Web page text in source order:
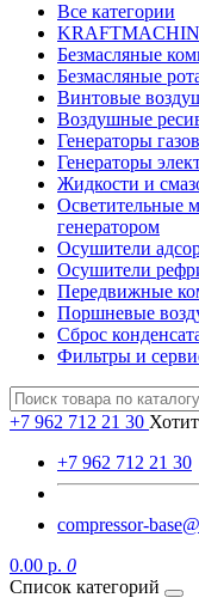
Все категории
Безмасляные
Безмасляные
Винтовые
Воздушные
Генераторы газов
Генераторы
Жидкости и
Осветительные
генератором
Осушители
Осушители
Передвижные
Поршневые
Сброс
Фильтры и
+7 962 712 21 30
+7 962 712 21 30
compressor-
0.00 р. 0
Список категорий